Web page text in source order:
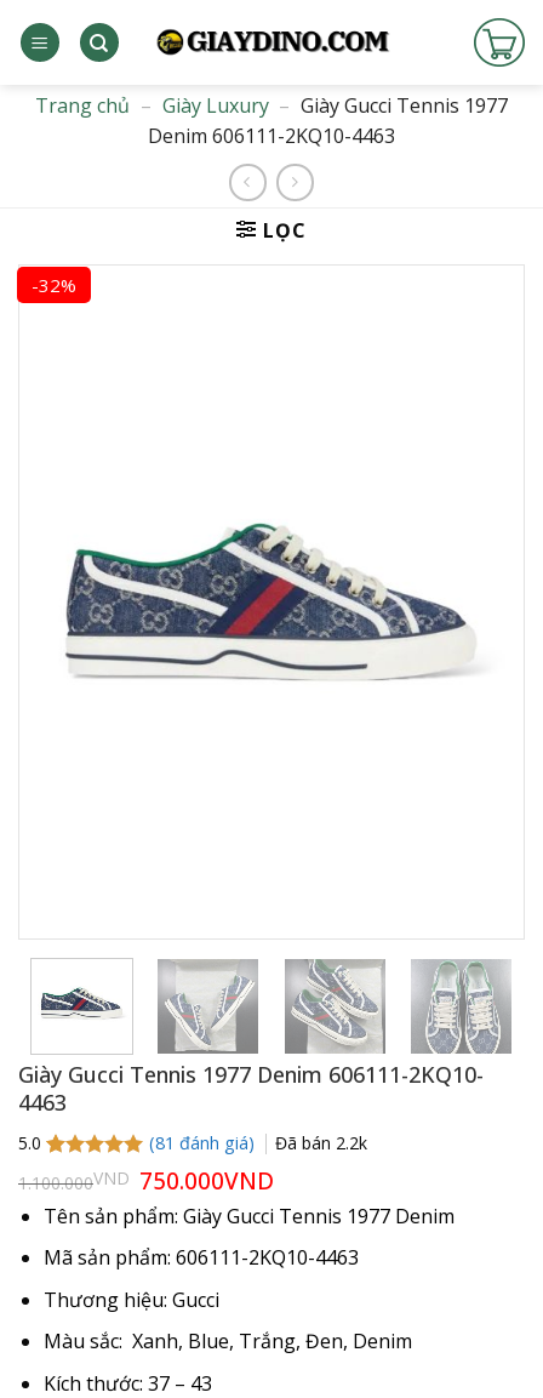
qua
dungTrang chủ – Giày Luxury – Giày Gucci Tennis 1977
Denim 606111-2KQ10-4463
LỌC
-32%
Giày Gucci Tennis 1977 Denim 606111-2KQ10-
4463
5.0
5.0trên 5
dựa trên
81
đánh giá
(81 đánh giá) Đã bán 2.2k
1.100.000VND Giá
gốc
là:
1.100.000VND.
750.000VND
tại
là:
Tên sản phẩm: Giày Gucci Tennis 1977 Denim
Mã sản phẩm: 606111-2KQ10-4463
Thương hiệu: Gucci
Màu sắc: Xanh, Blue, Trắng, Đen, Denim
Kích thước: 37 – 43